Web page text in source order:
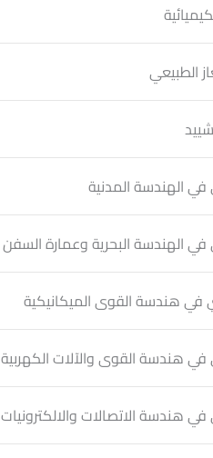
الطبيعي
الهندسة المدنية
الهندسة البحرية وعمارة السفن
هندسة القوى الميكانيكية
هندسة القوى والآلات الكهربية
هندسة الاتصالات والالكترونيات